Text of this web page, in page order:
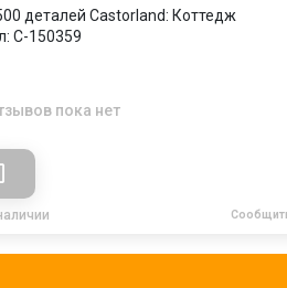
деталей Castorland: Коттедж
C-150359
пока нет